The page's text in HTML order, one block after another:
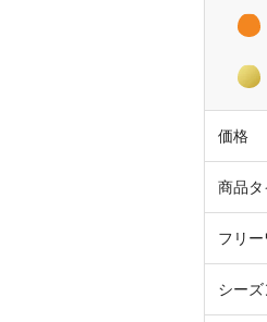
価格
商品タ
フリー
シーズ